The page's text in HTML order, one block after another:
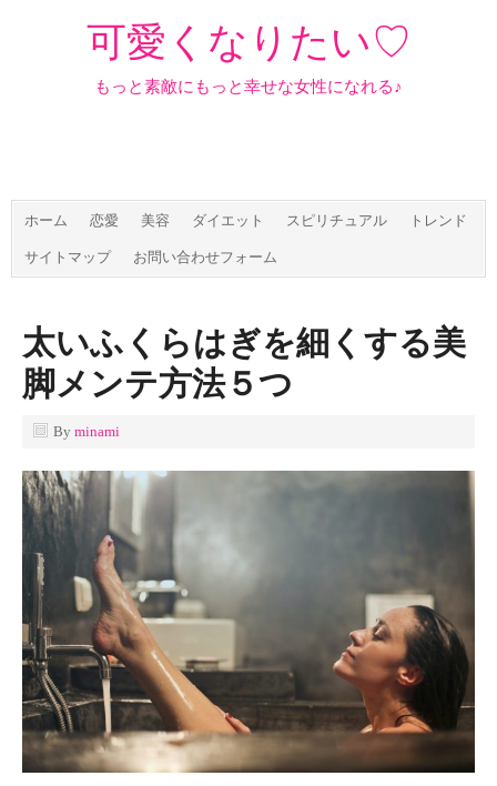
可愛くなりたい♡
もっと素敵にもっと幸せな女性になれる♪
ホーム 恋愛 美容 ダイエット スピリチュアル トレンド
サイトマップ お問い合わせフォーム
太いふくらはぎを細くする美
脚メンテ方法５つ
By minami